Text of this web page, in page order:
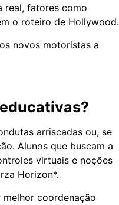
real, fatores como
o roteiro de Hollywood.
novos motoristas a
arriscadas ou, se
Alunos que buscam a
virtuais e noções
Horizon*.
coordenação